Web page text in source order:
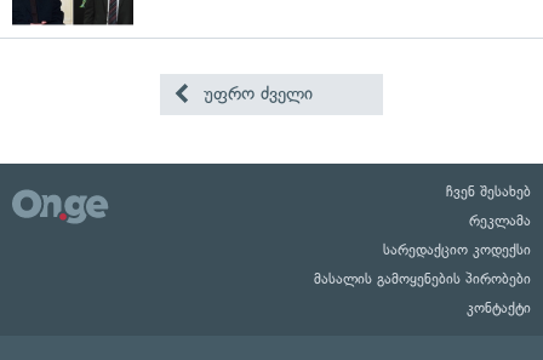
უფრო ძველი
ჩვენ შესახებ
რეკლამა
სარედაქციო კოდექსი
მასალის გამოყენების პირობები
კონტაქტი